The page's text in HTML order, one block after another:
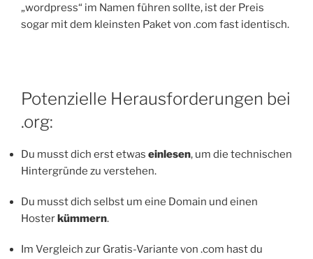
„wordpress“ im Namen führen sollte, ist der Preis
sogar mit dem kleinsten Paket von .com fast identisch.
Potenzielle Herausforderungen bei
.org:
Du musst dich erst etwas einlesen, um die technischen
Hintergründe zu verstehen.
Du musst dich selbst um eine Domain und einen
Hosterkümmern.
Im Vergleich zur Gratis-Variante von .com hast du